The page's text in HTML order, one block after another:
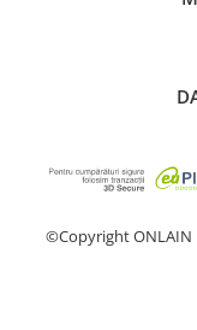
©Copyright ONLAIN